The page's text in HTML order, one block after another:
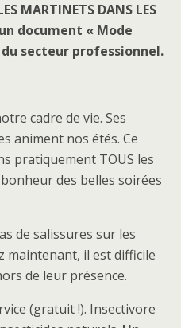
MARTINETS DANS LES
un document « Mode
secteur professionnel.
cadre de vie. Ses
animent nos étés. Ce
pratiquement TOUS les
des belles soirées
de salissures sur les
maintenant, il est difficile
de leur présence.
(gratuit !). Insectivore